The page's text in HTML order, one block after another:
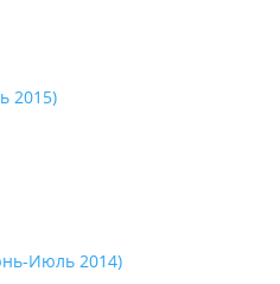
2015)
Июль 2014)